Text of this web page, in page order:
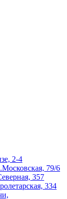
2-4
79/6
357
334